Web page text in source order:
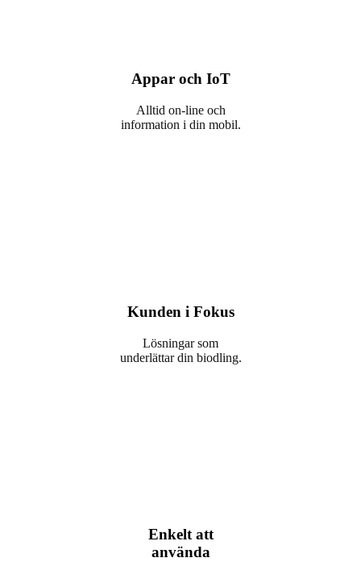
Appar och IoT
Alltid on-line och
information i din mobil.
Kunden i Fokus
Lösningar som
underlättar din biodling.
Enkelt att
använda